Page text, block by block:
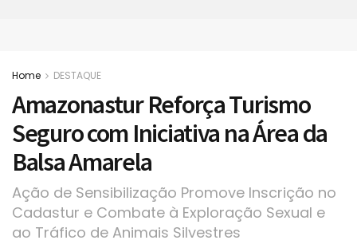
Home DESTAQUE
Amazonastur Reforça Turismo
Seguro com Iniciativa na Área da
Balsa Amarela
Ação de Sensibilização Promove Inscrição no
Cadastur e Combate à Exploração Sexual e
ao Tráfico de Animais Silvestres